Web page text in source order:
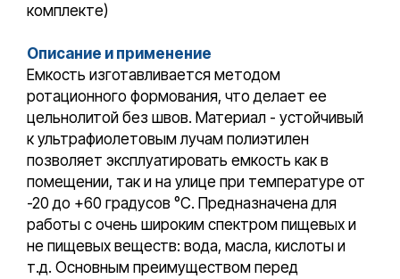
комплекте)
Описание и применение
Емкость изготавливается методом
ротационного формования, что делает ее
цельнолитой без швов. Материал - устойчивый
к ультрафиолетовым лучам полиэтилен
позволяет эксплуатировать емкость как в
помещении, так и на улице при температуре от
-20 до +60 градусов °С. Предназначена для
работы с очень широким спектром пищевых и
не пищевых веществ: вода, масла, кислоты и
т.д. Основным преимуществом перед